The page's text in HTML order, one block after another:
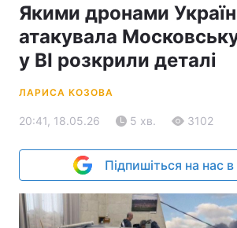
Якими дронами
атакувала
у BI розкрили деталі
ЛАРИСА КОЗОВА
20:41, 18.05.26 5 хв. 3102
Підпишіться на нас